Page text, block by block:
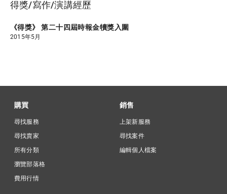
得獎/寫作/演講經歷
《得獎》 第二十四屆時報金犢獎入圍
2015年5月
購買
尋找服務
尋找賣家
所有分類
瀏覽部落格
費用行情
銷售
上架新服務
尋找案件
編輯個人檔案